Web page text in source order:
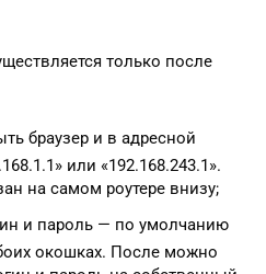
только после
браузер и в адресной
или «192.168.243.1».
на самом роутере внизу;
и пароль — по умолчанию
окошках. После можно